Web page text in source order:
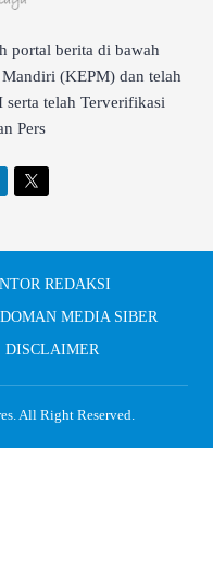
portal berita di bawah
(KEPM) dan telah
telah Terverifikasi
Pers
REDAKSI
MEDIA SIBER
DISCLAIMER
. All Right Reserved.